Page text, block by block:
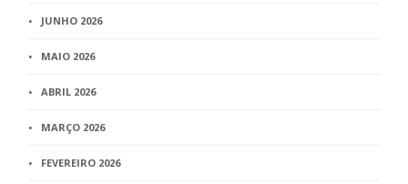
JUNHO 2026
MAIO 2026
ABRIL 2026
MARÇO 2026
FEVEREIRO 2026